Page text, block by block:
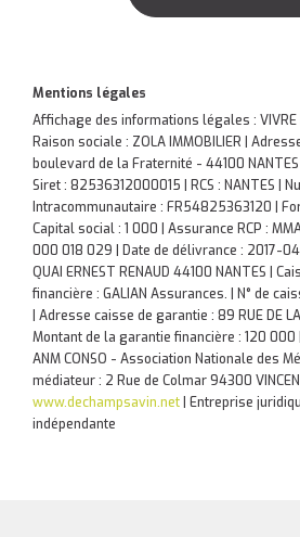
Mentions légales
Affichage des informations légales : VIVRE
Raison sociale : ZOLA IMMOBILIER |
boulevard de la Fraternité - 44100 NANTES |
Siret : 82536312000015 | RCS : NANTES |
Intracommunautaire : FR54825363120 |
Capital social : 1 000 | Assurance RCP : MMA
000 018 029 | Date de délivrance : 2017-
QUAI ERNEST RENAUD 44100 NANTES |
financière : GALIAN Assurances. | N° de
| Adresse caisse de garantie : 89 RUE DE
Montant de la garantie financière : 120 000
ANM CONSO - Association Nationale des
médiateur : 2 Rue de Colmar 94300
www.dechampsavin.net Entreprise
indépendante